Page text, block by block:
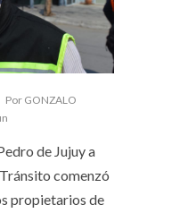
Por GONZALO
de Jujuy a
comenzó
propietarios de